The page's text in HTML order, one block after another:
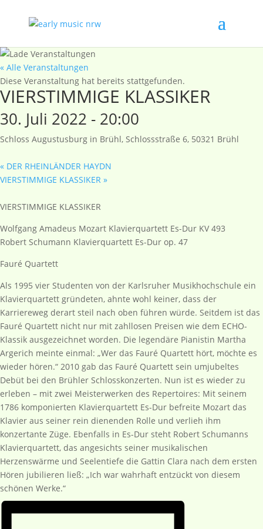
« Alle Veranstaltungen
Diese Veranstaltung hat bereits stattgefunden.
VIERSTIMMIGE KLASSIKER
30. Juli 2022 - 20:00
Schloss Augustusburg in Brühl, Schlossstraße 6, 50321 Brühl
« DER RHEINLÄNDER HAYDN
VIERSTIMMIGE KLASSIKER »
VIERSTIMMIGE KLASSIKER
Wolfgang Amadeus Mozart Klavierquartett Es-Dur KV 493
Robert Schumann Klavierquartett Es-Dur op. 47
Fauré Quartett
Als 1995 vier Studenten von der Karlsruher Musikhochschule ein
Klavierquartett gründeten, ahnte wohl keiner, dass der
Karriereweg derart steil nach oben führen würde. Seitdem ist das
Fauré Quartett nicht nur mit zahllosen Preisen wie dem ECHO-
Klassik ausgezeichnet worden. Die legendäre Pianistin Martha
Argerich meinte einmal: „Wer das Fauré Quartett hört, möchte es
wieder hören.“ 2010 gab das Fauré Quartett sein umjubeltes
Debüt bei den Brühler Schlosskonzerten. Nun ist es wieder zu
erleben – mit zwei Meisterwerken des Repertoires: Mit seinem
1786 komponierten Klavierquartett Es-Dur befreite Mozart das
Klavier aus seiner rein dienenden Rolle und verlieh ihm
konzertante Züge. Ebenfalls in Es-Dur steht Robert Schumanns
Klavierquartett, das angesichts seiner musikalischen
Herzenswärme und Seelentiefe die Gattin Clara nach dem ersten
Hören jubilieren ließ: „Ich war wahrhaft entzückt von diesem
schönen Werke.“